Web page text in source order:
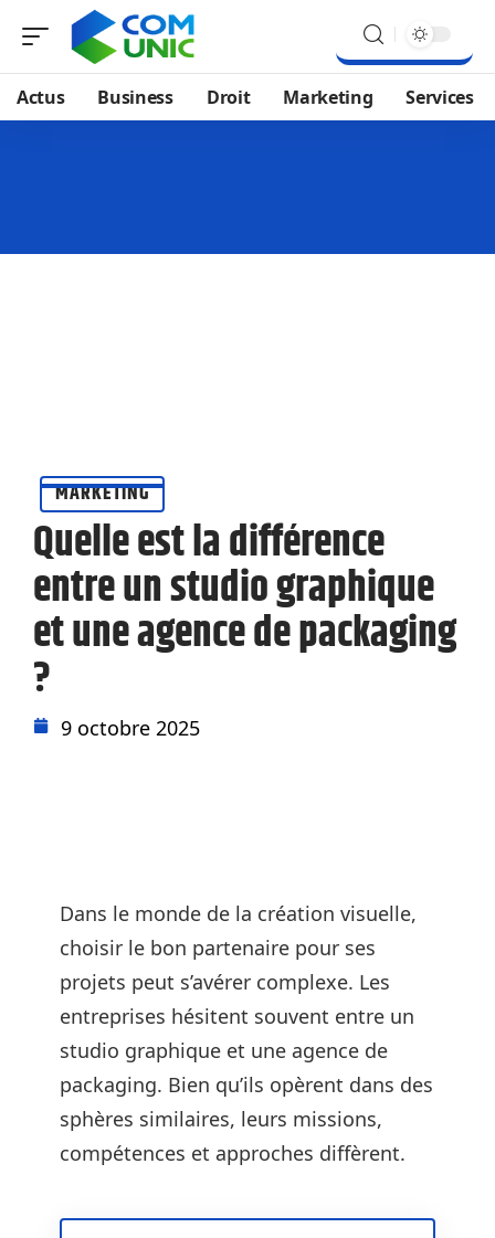
Actus Business Droit Marketing Services
MARKETING
Quelle est la différence
entre un studio graphique
et une agence de packaging
?
9 octobre 2025
Dans le monde de la création visuelle,
choisir le bon partenaire pour ses
projets peut s’avérer complexe. Les
entreprises hésitent souvent entre un
studio graphique et une agence de
packaging. Bien qu’ils opèrent dans des
sphères similaires, leurs missions,
compétences et approches diffèrent.